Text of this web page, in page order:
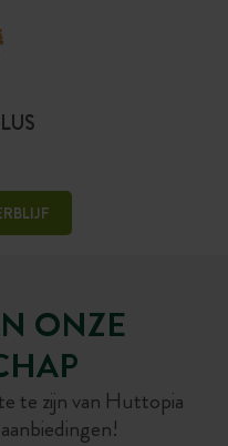
ONZE
te zijn van Huttopia